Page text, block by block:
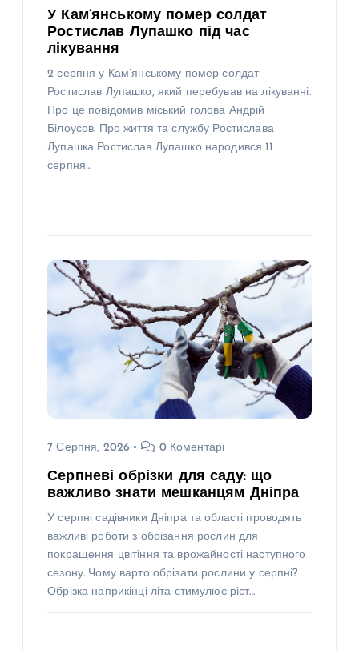
У Кам’янському помер солдат
Ростислав Лупашко під час
лікування
2 серпня у Кам’янському помер солдат
Ростислав Лупашко, який перебував на лікуванні.
Про це повідомив міський голова Андрій
Білоусов. Про життя та службу Ростислава
Лупашка Ростислав Лупашко народився 11
серпня…
7 Серпня, 2026 0 Коментарі
Серпневі обрізки для саду: що
важливо знати мешканцям Дніпра
У серпні садівники Дніпра та області проводять
важливі роботи з обрізання рослин для
покращення цвітіння та врожайності наступного
сезону. Чому варто обрізати рослини у серпні?
Обрізка наприкінці літа стимулює ріст…